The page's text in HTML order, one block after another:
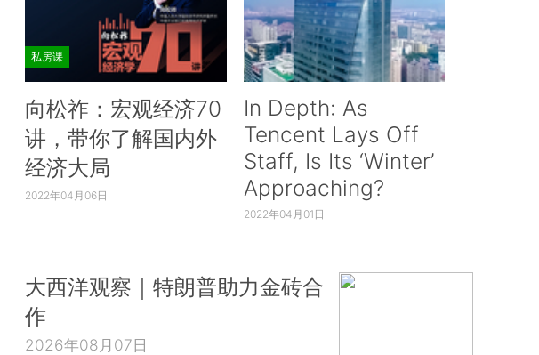
私房课
向松祚：宏观经济70
讲，带你了解国内外
经济大局
2022年04月06日
In Depth: As
Tencent Lays Off
Staff, Is Its ‘Winter’
Approaching?
2022年04月01日
大西洋观察｜特朗普助力金砖合
作
2026年08月07日